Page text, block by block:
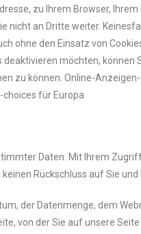
zu Ihrem Browser,
an Dritte weiter.
ohne den Einsatz von
möchten, können
zu können. Online-
für Europa
Daten. Mit Ihrem
Rückschluss auf Sie und
der Datenmenge, dem
von der Sie auf unsere